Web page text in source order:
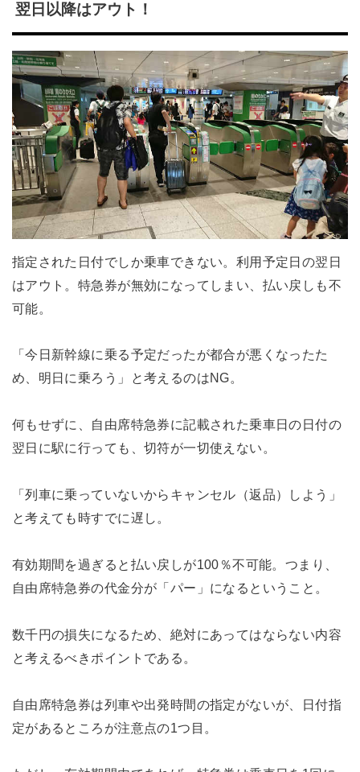
翌日以降はアウト！
指定された日付でしか乗車できない。利用予定日の翌日
はアウト。特急券が無効になってしまい、払い戻しも不
可能。
「今日新幹線に乗る予定だったが都合が悪くなったた
め、明日に乗ろう」と考えるのはNG。
何もせずに、自由席特急券に記載された乗車日の日付の
翌日に駅に行っても、切符が一切使えない。
「列車に乗っていないからキャンセル（返品）しよう」
と考えても時すでに遅し。
有効期間を過ぎると払い戻しが100％不可能。つまり、
自由席特急券の代金分が「パー」になるということ。
数千円の損失になるため、絶対にあってはならない内容
と考えるべきポイントである。
自由席特急券は列車や出発時間の指定がないが、日付指
定があるところが注意点の1つ目。